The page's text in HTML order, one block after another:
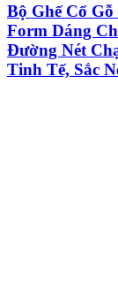
Bộ Ghế Cổ
Form Dáng
Đường Nét
Tinh Tế, Sắc